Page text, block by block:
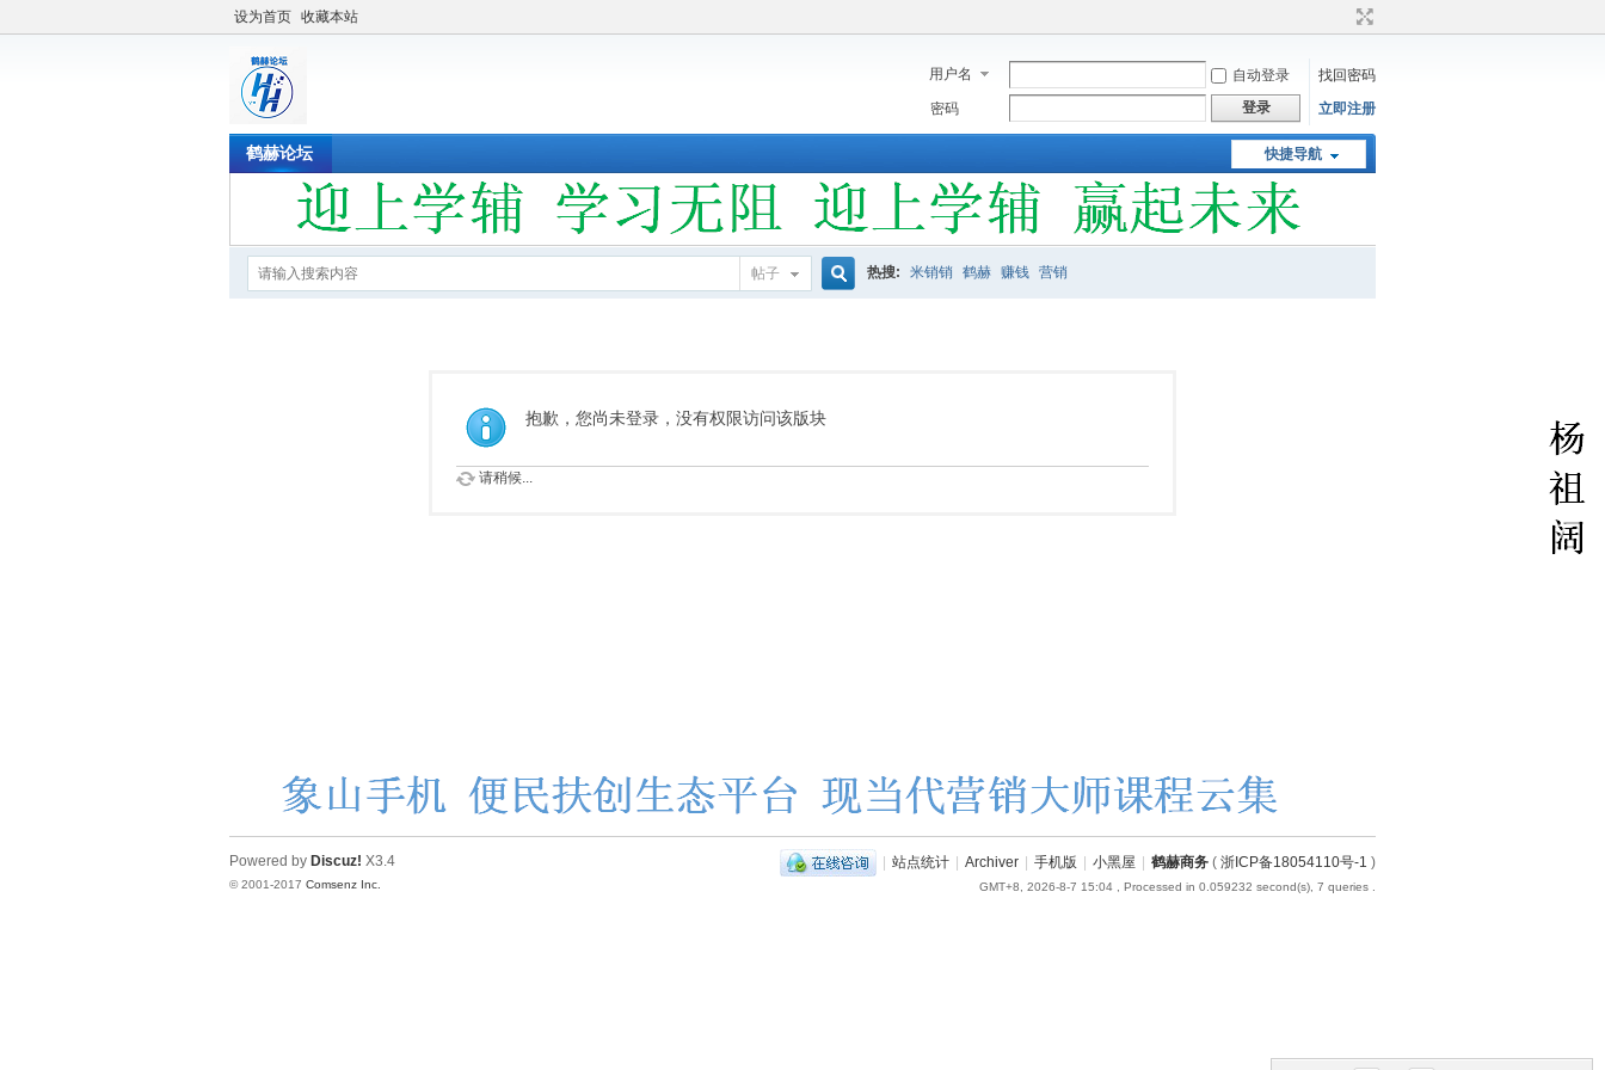
设为首页 收藏本站
用户名 自动登录
找回密码
密码
登录 立即注册
快捷导航
鹤赫论坛
帖子
索
热搜: 米销销 鹤赫 赚钱 营销
抱歉，您尚未登录，没有权限访问该版块
请稍候...
| 站点统计 | Archiver | 手机版 | 小黑屋 | 鹤赫商务 ( 浙ICP备18054110号-1 )
GMT+8, 2026-8-7 15:04 , Processed in 0.059232 second(s), 7 queries .
Powered by Discuz! X3.4
© 2001-2017 Comsenz Inc.